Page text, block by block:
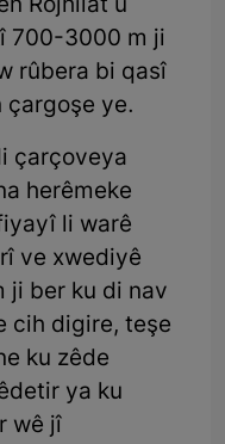
Rojhilat û
700-3000 m ji
rûbera bi qasî
ye.
çarçoveya
herêmeke
li warê
ve xwediyê
ji ber ku di nav
cih digire, teşe
ku zêde
ya ku
wê jî